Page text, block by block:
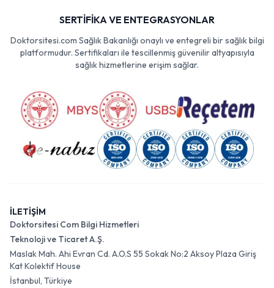
SERTİFİKA VE ENTEGRASYONLAR
Doktorsitesi.com Sağlık Bakanlığı onaylı ve entegreli bir sağlık bilgi
platformudur. Sertifikaları ile tescillenmiş güvenilir altyapısıyla
sağlık hizmetlerine erişim sağlar.
İLETİŞİM
Doktorsitesi Com Bilgi Hizmetleri
Teknoloji ve Ticaret A.Ş.
Maslak Mah. Ahi Evran Cd. A.O.S 55 Sokak No:2 Aksoy Plaza Giriş
Kat Kolektif House
İstanbul, Türkiye